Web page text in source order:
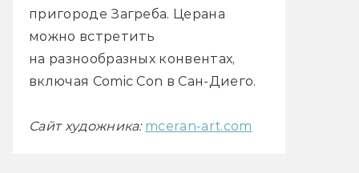
пригороде Загреба. Церана
можно встретить
на разнообразных конвентах,
включая Comic Con в Сан-Диего.
Сайт художника: mceran-art.com